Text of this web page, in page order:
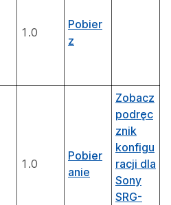
1.0
Pobier
z
1.0
Pobier
anie
Zobacz
podręc
znik
konfigu
racji dla
Sony
SRG-